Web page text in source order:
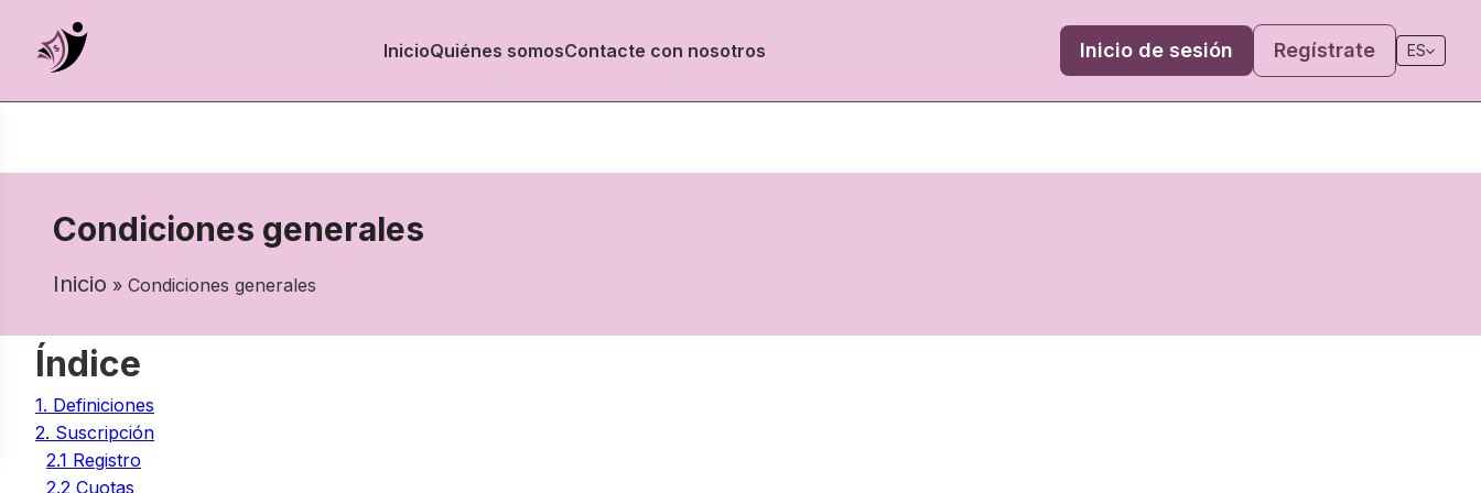
InicioQuiénes somosContacte con nosotros Inicio de sesión Regístrate ES
Condiciones generales
Inicio » Condiciones generales
Índice
1. Definiciones
2. Suscripción
2.1 Registro
2.2 Cuotas